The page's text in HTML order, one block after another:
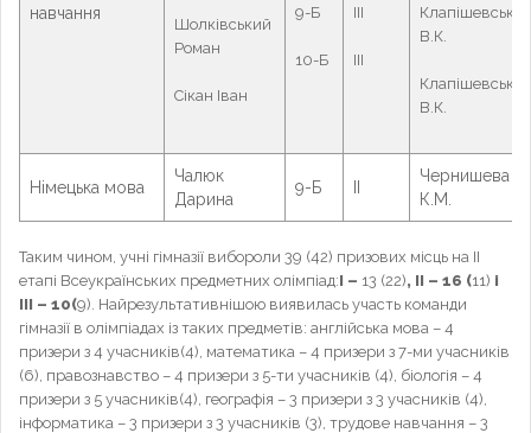
навчання
Шолківський
Роман
Сікан Іван
9-Б
10-Б
ІІІ
ІІІ
В.К.
В.К.
Німецька мова
Чалюк
Дарина
9-Б
Чернишева
К.М.
Таким чином, учні гімназії вибороли 39 (42) призових місць на ІІ
етапі Всеукраїнських предметних олімпіад:І – 13 (22), ІІ – 16 (11) і
ІІІ – 10(9). Найрезультативнішою виявилась участь команди
гімназії в олімпіадах із таких предметів: англійська мова – 4
призери з 4 учасників(4), математика – 4 призери з 7-ми учасників
(6), правознавство – 4 призери з 5-ти учасників (4), біологія – 4
призери з 5 учасників(4), географія – 3 призери з 3 учасників (4),
інформатика – 3 призери з 3 учасників (3), трудове навчання – 3